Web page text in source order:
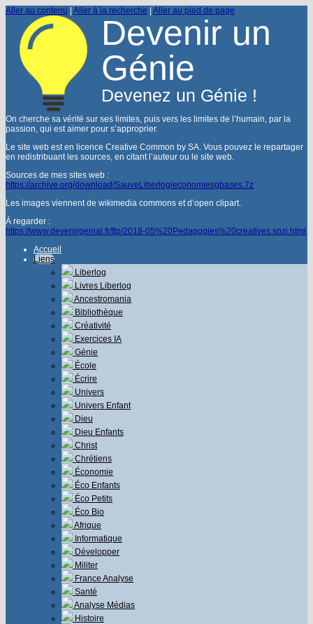
Aller au contenu Aller à la recherche Aller au pied de page
Devenir un
Génie
Devenez un Génie !
On cherche sa vérité sur ses limites, puis vers les limites de l’humain, par la
passion, qui est aimer pour s’approprier.
Le site web est en licence Creative Common by SA. Vous pouvez le repartager
en redistribuant les sources, en citant l’auteur ou le site web.
Sources de mes sites web :
https://archive.org/download/SauveLiberlog/economiesgbases.7z
Les images viennent de wikimedia commons et d’open clipart.
À regarder :
https://www.devenirgenial.fr/ftp/2018-05%20Pedagogies%20creatives.sozi.html
Accueil
Liens
Liberlog
Livres Liberlog
Ancestromania
Bibliothèque
Créativité
Exercices IA
Génie
École
Écrire
Univers
Univers Enfant
Dieu
Dieu Enfants
Christ
Chrétiens
Économie
Éco Enfants
Éco Petits
Éco Bio
Afrique
Informatique
Développer
Militer
France Analyse
Santé
Analyse Médias
Histoire